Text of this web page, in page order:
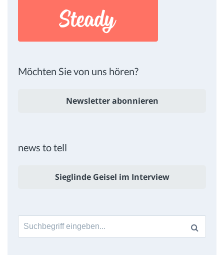
Möchten Sie von uns hören?
Newsletter abonnieren
news to tell
Sieglinde Geisel im Interview
Suche
nach: